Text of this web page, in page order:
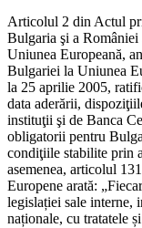
Articolul 2 din Actul
Bulgaria şi a României
Uniunea Europeană,
Bulgariei la Uniunea
la 25 aprilie 2005,
data aderării,
instituţii şi de Banca
obligatorii pentru
condiţiile stabilite prin
asemenea, articolul
Europene arată:
legislației sale interne,
naționale, cu tratatele